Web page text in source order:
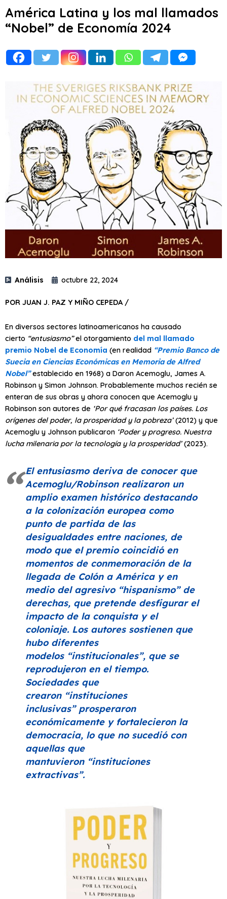
América Latina y los mal llamados
“Nobel” de Economía 2024
Análisis octubre 22, 2024
POR JUAN J. PAZ Y MIÑO CEPEDA /
En diversos sectores latinoamericanos ha causado
cierto “entusiasmo”el otorgamiento del mal llamado
premio Nobel de Economía (en realidad “Premio Banco de
Suecia en Ciencias Económicas en Memoria de Alfred
Nobel”establecido en 1968) a Daron Acemoglu, James A.
Robinson y Simon Johnson. Probablemente muchos recién se
enteran de sus obras y ahora conocen que Acemoglu y
Robinson son autores de ‘Por qué fracasan los países. Los
orígenes del poder, la prosperidad y la pobreza’(2012) y que
Acemoglu y Johnson publicaron ‘Poder y progreso. Nuestra
lucha milenaria por la tecnología y la prosperidad’(2023).
El entusiasmo deriva de conocer que
Acemoglu/Robinson realizaron un
amplio examen histórico destacando
a la colonización europea como
punto de partida de las
desigualdades entre naciones, de
modo que el premio coincidió en
momentos de conmemoración de la
llegada de Colón a América y en
medio del agresivo “hispanismo” de
derechas, que pretende desfigurar el
impacto de la conquista y el
coloniaje. Los autores sostienen que
hubo diferentes
modelos “institucionales”, que se
reprodujeron en el tiempo.
Sociedades que
crearon “instituciones
inclusivas”prosperaron
económicamente y fortalecieron la
democracia, lo que no sucedió con
aquellas que
mantuvieron “instituciones
extractivas”.